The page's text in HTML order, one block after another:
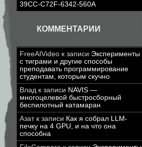
39CC-C72F-6342-560A
КОММЕНТАРИИ
FreeAIVideo к записи Эксперименты
с тиграми и другие способы
преподавать программирование
студентам, которым скучно
Влад к записи NAVIS —
многоцелевой быстросборный
беспилотный катамаран
Азатк записи Как я собрал LLM-
печку на 4 GPU, и на что она
способна